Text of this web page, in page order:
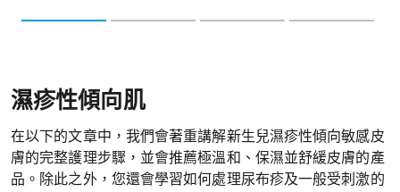
濕疹性傾向肌
在以下的文章中，我們會著重講解新生兒濕疹性傾向敏感皮
膚的完整護理步驟，並會推薦極溫和、保濕並舒緩皮膚的產
品。除此之外，您還會學習如何處理尿布疹及一般受刺激的